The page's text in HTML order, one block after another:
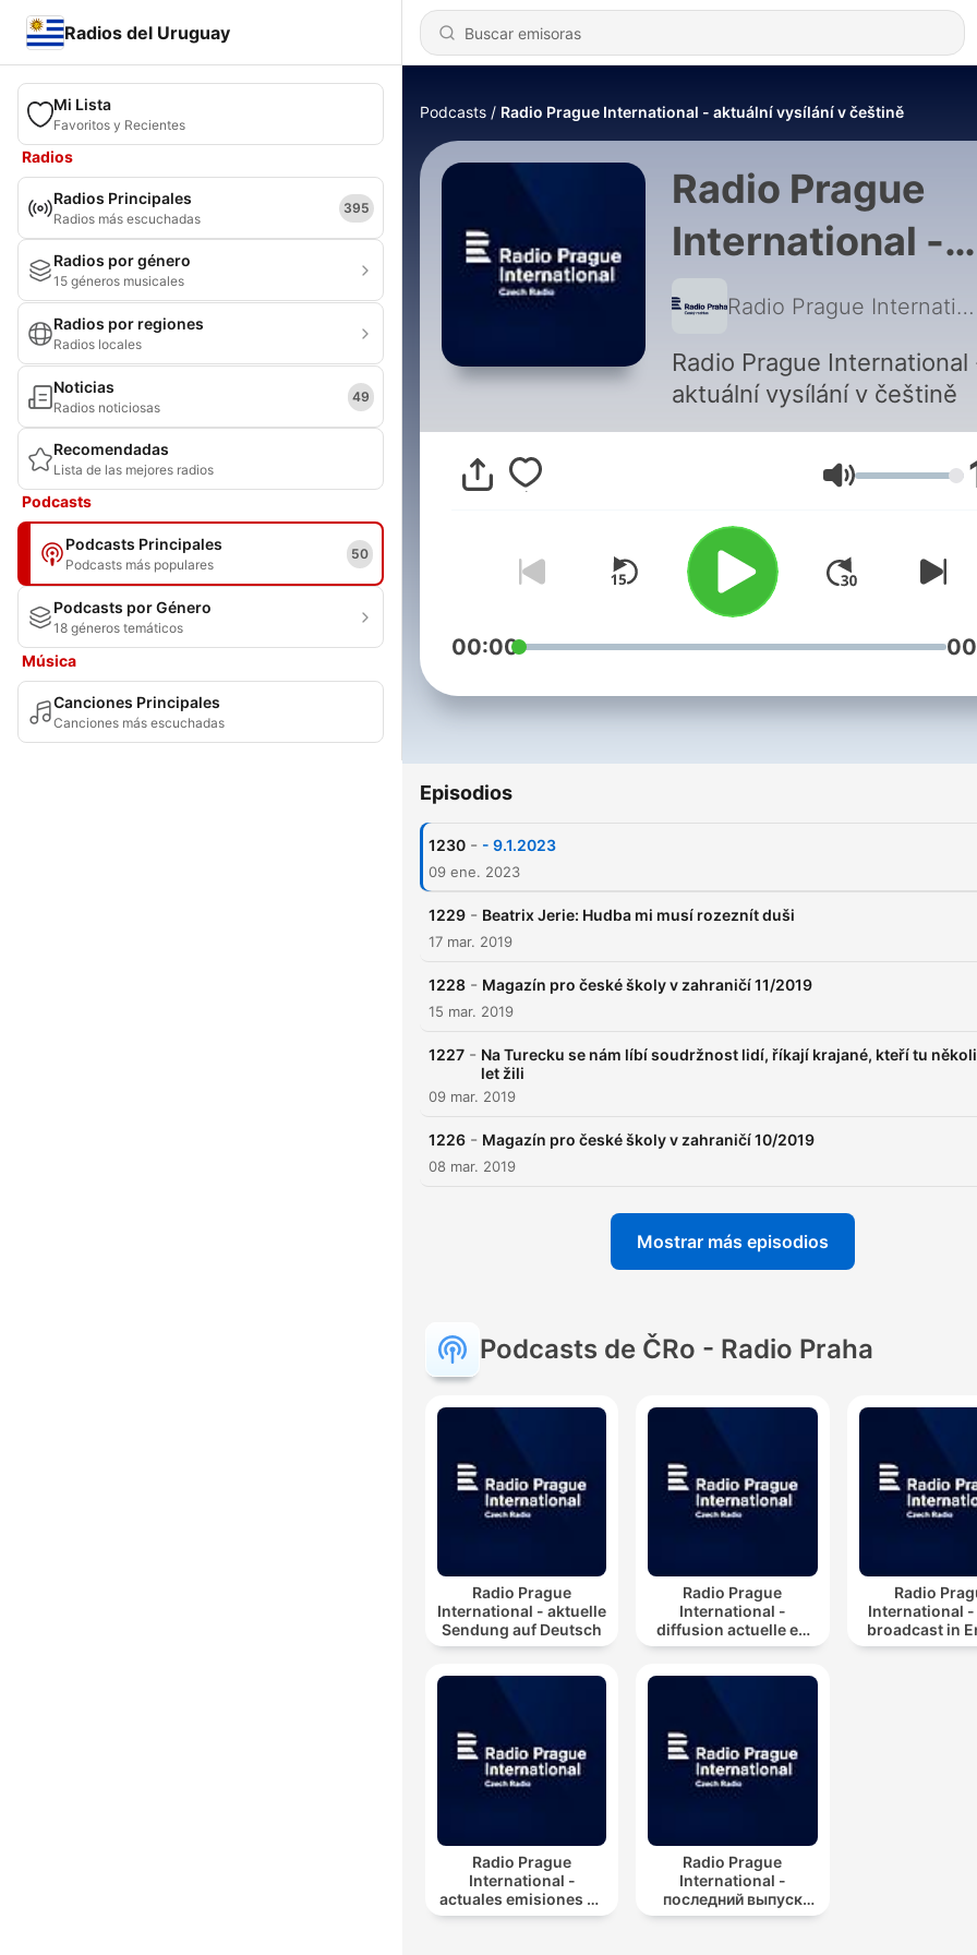
Radios del Uruguay
Mi Lista
Favoritos y Recientes
Radios
Radios Principales
Radios más escuchadas
395
Radios por género
15 géneros musicales
Radios por regiones
Radios locales
Noticias
Radios noticiosas
49
Recomendadas
Lista de las mejores radios
Podcasts
Podcasts Principales
Podcasts más populares
50
Podcasts por Género
18 géneros temáticos
Música
Canciones Principales
Canciones más escuchadas
Podcasts Radio Prague International - aktuální vysílání v češtině
Radio Prague
International -
aktuální
češtině
Radio Prague International
Radio Prague International
aktuální vysílání v češtině
Volumen
00:00
Episodios
1230 - - 9.1.2023
09 ene. 2023
1229 - Beatrix Jerie: Hudba mi musí rozeznít duši
17 mar. 2019
1228 - Magazín pro české školy v zahraničí 11/2019
15 mar. 2019
1227 - Na Turecku se nám líbí soudržnost lidí, říkají krajané, kteří tu
let žili
09 mar. 2019
1226 - Magazín pro české školy v zahraničí 10/2019
08 mar. 2019
Mostrar más episodios
Podcasts de ČRo - Radio Praha
Radio Prague
International - aktuelle
Sendung auf Deutsch
Radio Prague
International -
diffusion actuelle en
français
Radio
International
broadcast in
Radio Prague
International -
actuales emisiones en
espaňol
Radio Prague
International -
последний выпуск
нашей программы на